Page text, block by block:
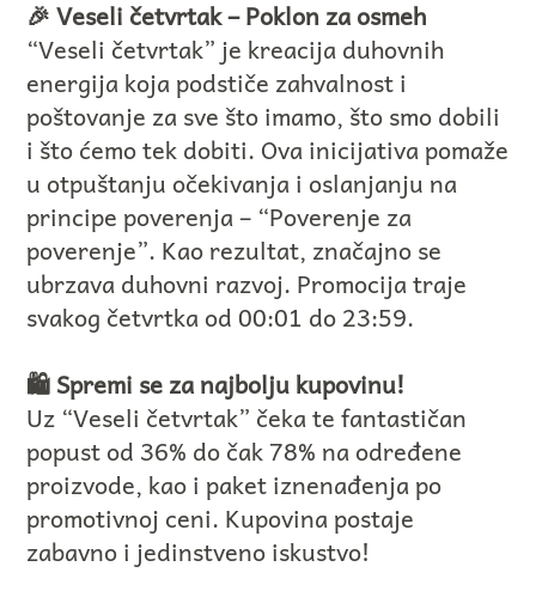
🎉 Veseli četvrtak – Poklon za osmeh
“Veseli četvrtak” je kreacija duhovnih
energija koja podstiče zahvalnost i
poštovanje za sve što imamo, što smo dobili
i što ćemo tek dobiti. Ova inicijativa pomaže
u otpuštanju očekivanja i oslanjanju na
principe poverenja – “Poverenje za
poverenje”. Kao rezultat, značajno se
ubrzava duhovni razvoj. Promocija traje
svakog četvrtka od 00:01 do 23:59.
🛍️ Spremi se za najbolju kupovinu!
Uz “Veseli četvrtak” čeka te fantastičan
popust od 36% do čak 78% na određene
proizvode, kao i paket iznenađenja po
promotivnoj ceni. Kupovina postaje
zabavno i jedinstveno iskustvo!